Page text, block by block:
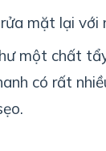
mặt lại với
một chất
có rất